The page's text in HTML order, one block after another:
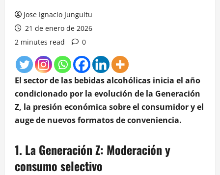
Jose Ignacio Junguitu
21 de enero de 2026
2 minutes read
0
El sector de las bebidas alcohólicas inicia el año
condicionado por la evolución de la Generación
Z, la presión económica sobre el consumidor y el
auge de nuevos formatos de conveniencia.
1. La Generación Z: Moderación y
consumo selectivo